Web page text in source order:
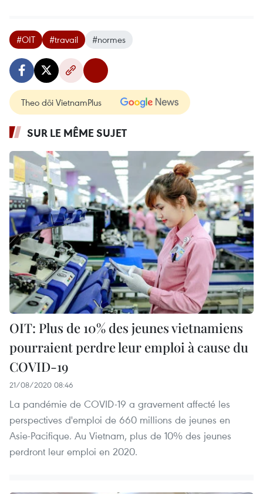
#OIT #travail #normes
Theo dõi VietnamPlus
SUR LE MÊME SUJET
OIT: Plus de 10% des jeunes vietnamiens
pourraient perdre leur emploi à cause du
COVID-19
21/08/2020 08:46
La pandémie de COVID-19 a gravement affecté les
perspectives d'emploi de 660 millions de jeunes en
Asie-Pacifique. Au Vietnam, plus de 10% des jeunes
perdront leur emploi en 2020.